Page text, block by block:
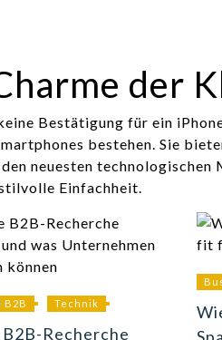
der
Bestätigung für ein
bestehen. Sie
neuesten
Einfachheit.
B2B Technik
Recherche